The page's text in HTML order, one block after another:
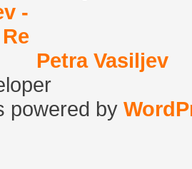
Petra Vasiljev
powered by